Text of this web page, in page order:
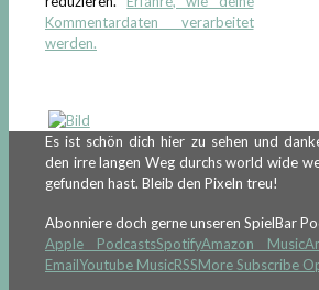
Kommentardaten verarbeitet
werden.
Es ist schön dich hier zu sehen und
den irre langen Weg durchs world wide
gefunden hast. Bleib den Pixeln treu!
Abonniere doch gerne unseren SpielBar
Apple PodcastsSpotifyAmazon Music
EmailYoutube MusicRSSMore Subscribe